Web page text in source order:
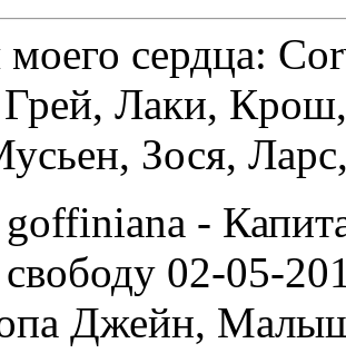
сердца:
Лаки,
Зося,
goffiniana -
02-05-
Джейн,